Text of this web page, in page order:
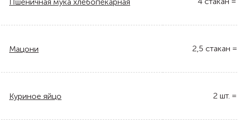
Мацони 2,5 стакан =
Куриное яйцо 2 шт. =